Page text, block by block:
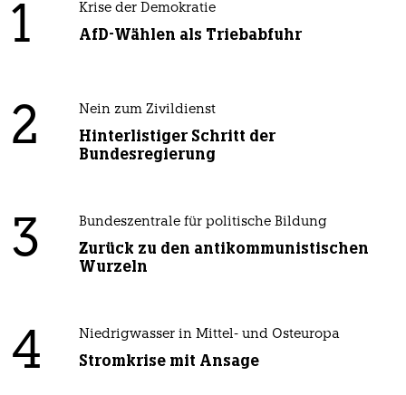
1 Krise der Demokratie
AfD-Wählen als Triebabfuhr
2 Nein zum Zivildienst
Hinterlistiger Schritt der
Bundesregierung
3 Bundeszentrale für politische Bildung
Zurück zu den antikommunistischen
Wurzeln
4 Niedrigwasser in Mittel- und Osteuropa
Stromkrise mit Ansage